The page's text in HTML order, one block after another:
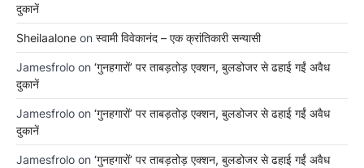
दुकानें
Sheilaalone on स्वामी विवेकानंद – एक क्रांतिकारी सन्यासी
Jamesfrolo on ‘गुनहगारों’ पर ताबड़तोड़ एक्शन, बुलडोजर से ढहाई गईं अवैध
दुकानें
Jamesfrolo on ‘गुनहगारों’ पर ताबड़तोड़ एक्शन, बुलडोजर से ढहाई गईं अवैध
दुकानें
Jamesfrolo on ‘गुनहगारों’ पर ताबड़तोड़ एक्शन, बुलडोजर से ढहाई गईं अवैध